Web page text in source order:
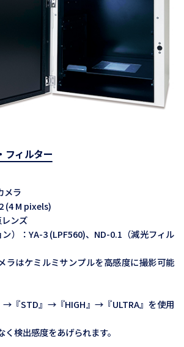
ィルター
メラ
(4 M pixels)
ンズ
）：YA-3 (LPF560)、ND-0.1（減光フィル
ラはケミルミサンプルを高感度に撮影可能
『STD』→『HIGH』→『ULTRA』を使用
検出感度をあげられます。